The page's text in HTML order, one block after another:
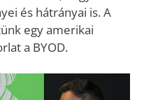
és hátrányai is. A
egy amerikai
a BYOD.